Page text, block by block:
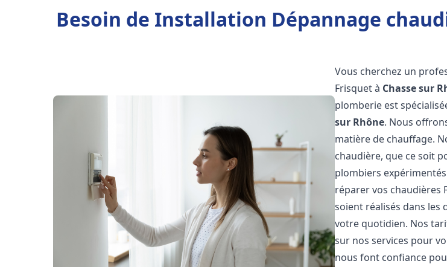
Besoin de Installation Dépannage
Vous cherchez un
Frisquet à Chasse sur
plomberie est
sur Rhône. Nous
matière de chauffage.
chaudière, que ce soit
plombiers
réparer vos chaudières
soient réalisés dans les
votre quotidien. Nos
sur nos services pour
nous font confiance